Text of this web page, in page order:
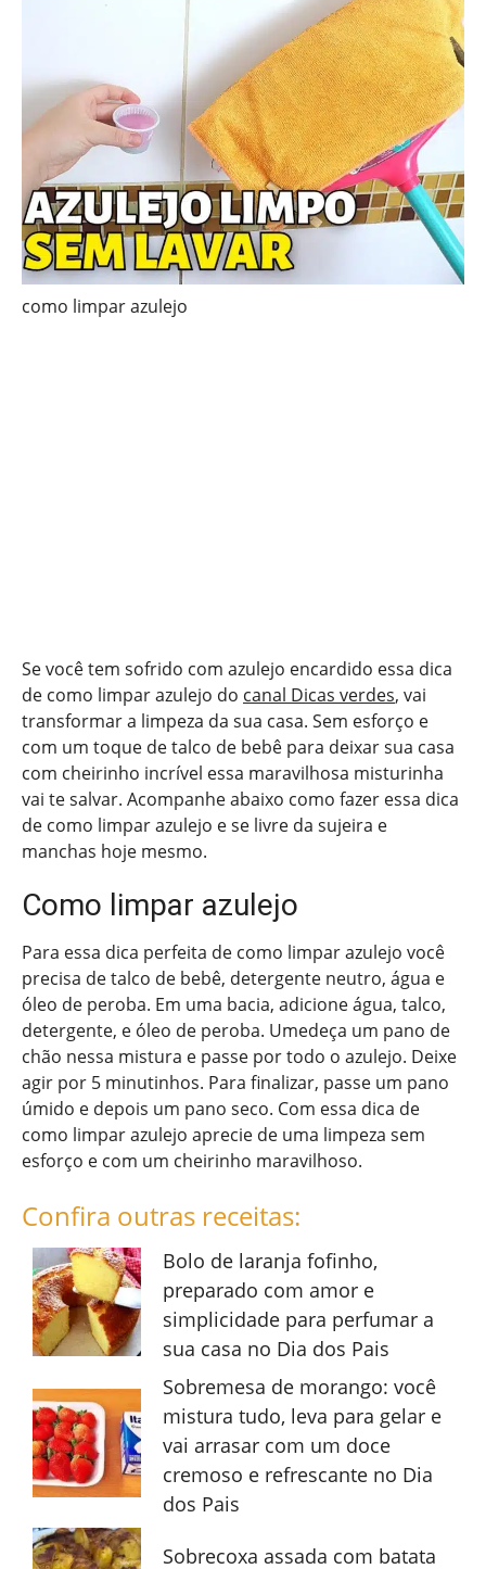
como limpar azulejo
Se você tem sofrido com azulejo encardido essa dica
de como limpar azulejo do canal Dicas verdes, vai
transformar a limpeza da sua casa. Sem esforço e
com um toque de talco de bebê para deixar sua casa
com cheirinho incrível essa maravilhosa misturinha
vai te salvar. Acompanhe abaixo como fazer essa dica
de como limpar azulejo e se livre da sujeira e
manchas hoje mesmo.
Como limpar azulejo
Para essa dica perfeita de como limpar azulejo você
precisa de talco de bebê, detergente neutro, água e
óleo de peroba. Em uma bacia, adicione água, talco,
detergente, e óleo de peroba. Umedeça um pano de
chão nessa mistura e passe por todo o azulejo. Deixe
agir por 5 minutinhos. Para finalizar, passe um pano
úmido e depois um pano seco. Com essa dica de
como limpar azulejo aprecie de uma limpeza sem
esforço e com um cheirinho maravilhoso.
Confira outras receitas:
Bolo de laranja fofinho,
preparado com amor e
simplicidade para perfumar a
sua casa no Dia dos Pais
Sobremesa de morango: você
mistura tudo, leva para gelar e
vai arrasar com um doce
cremoso e refrescante no Dia
dos Pais
Sobrecoxa assada com batata